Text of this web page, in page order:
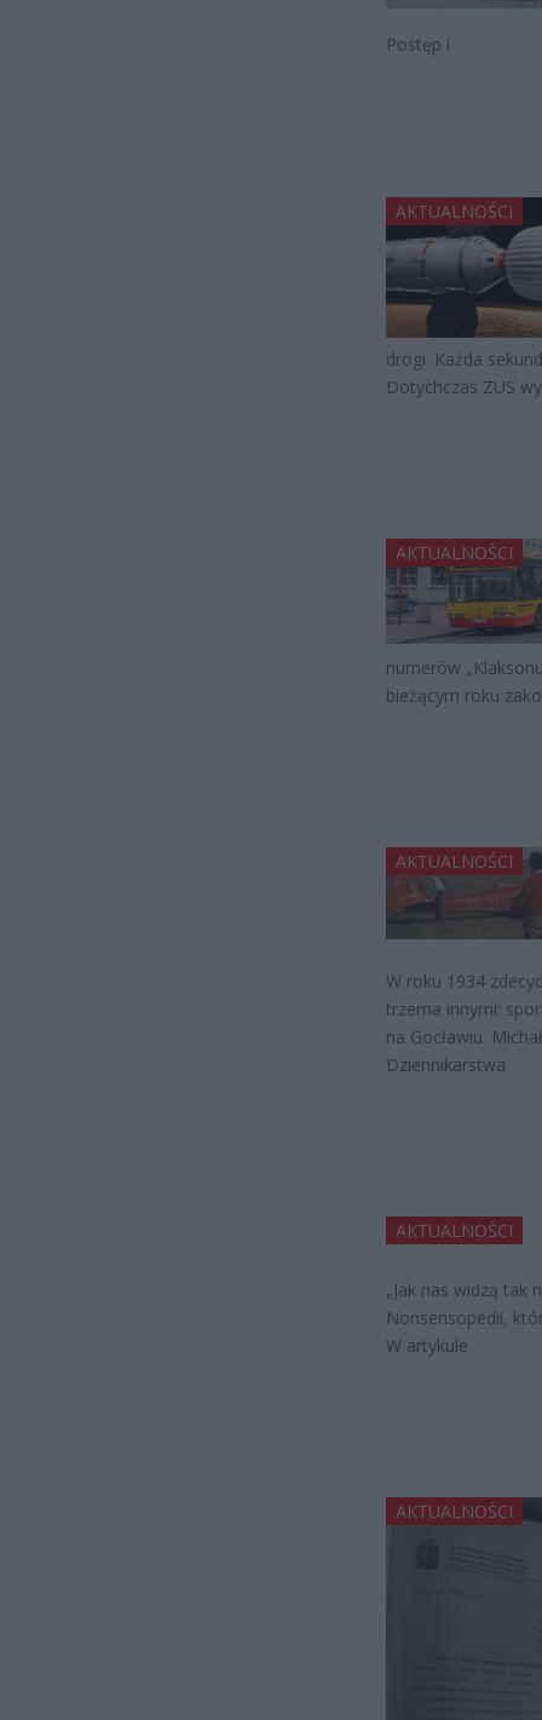
Postęp i
AKTUALNOŚCI
drogi. Każda
Dotychczas ZUS
AKTUALNOŚCI
numerów
bieżącym roku
AKTUALNOŚCI
W roku 1934
trzema innymi:
na Gocławiu.
Dziennikarstwa
AKTUALNOŚCI
„Jak nas widzą tak
Nonsensopedii,
W artykule
AKTUALNOŚCI